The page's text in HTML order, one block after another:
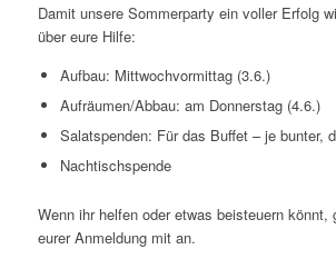
Damit unsere Sommerparty ein voller Erfolg
über eure Hilfe:
Aufbau: Mittwochvormittag (3.6.)
Aufräumen/Abbau: am Donnerstag (4.6.)
Salatspenden: Für das Buffet – je bunter,
Nachtischspende
Wenn ihr helfen oder etwas beisteuern könnt,
eurer Anmeldung mit an.